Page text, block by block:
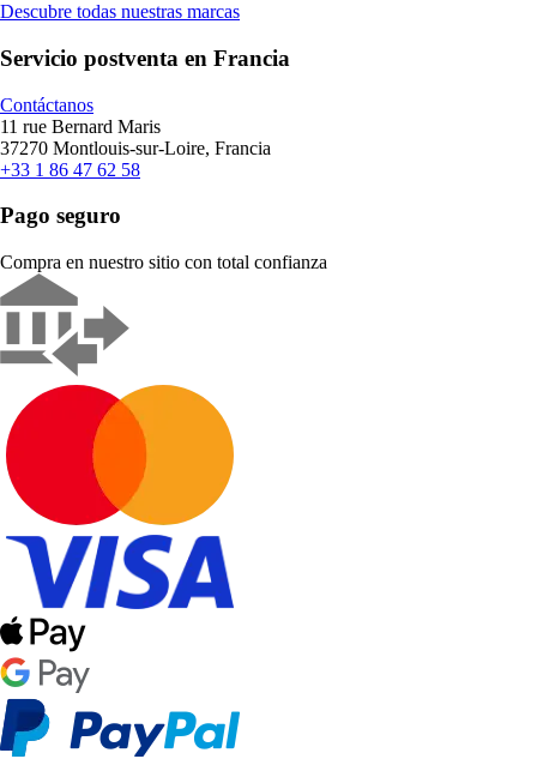
Descubre todas nuestras marcas
Servicio postventa en Francia
Contáctanos
11 rue Bernard Maris
37270 Montlouis-sur-Loire, Francia
+33 1 86 47 62 58
Pago seguro
Compra en nuestro sitio con total confianza